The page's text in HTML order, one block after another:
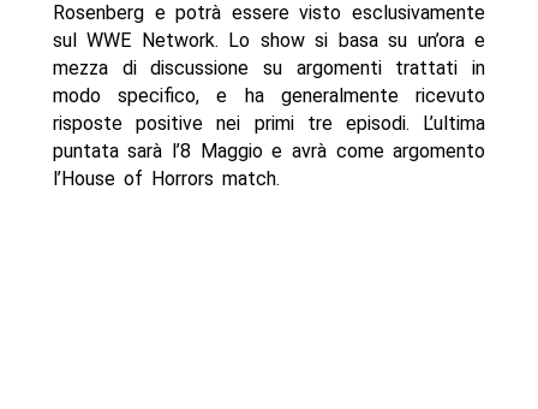
Rosenberg e potrà essere visto esclusivamente
sul WWE Network. Lo show si basa su un’ora e
mezza di discussione su argomenti trattati in
modo specifico, e ha generalmente ricevuto
risposte positive nei primi tre episodi. L’ultima
puntata sarà l’8 Maggio e avrà come argomento
l’House of Horrors match.